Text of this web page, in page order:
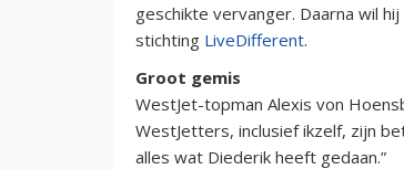
geschikte vervanger. Daarna wil
stichting LiveDifferent.
Groot gemis
WestJet-topman Alexis von
WestJetters, inclusief ikzelf, zijn
alles wat Diederik heeft gedaan.”